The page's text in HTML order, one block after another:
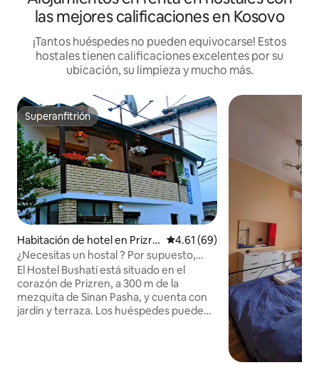
las mejores calificaciones en Kosovo
¡Tantos huéspedes no pueden equivocarse! Estos
hostales tienen calificaciones excelentes por su
ubicación, su limpieza y mucho más.
Superanfitrión
Superanfitrión
Habitación de hotel en Prizre
n
Calificación promedio: 4.61 de
4.61 (69)
¿Necesitas un hostal ? Por supuesto,
¡Bushati!
El Hostel Bushati está situado en el
corazón de Prizren, a 300 m de la
mezquita de Sinan Pasha, y cuenta con
jardín y terraza. Los huéspedes pueden